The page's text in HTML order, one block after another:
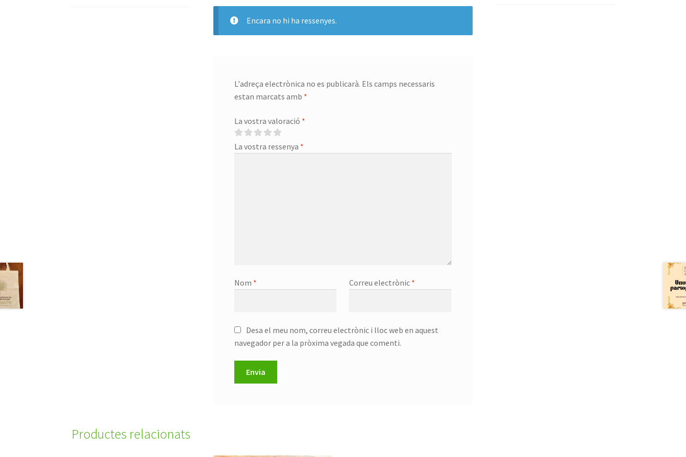
Encara no hi ha ressenyes.
L'adreça electrònica no es publicarà. Els camps necessaris
estan marcats amb *
La vostra valoració *
La vostra ressenya *
Nom * Correu electrònic *
Desa el meu nom, correu electrònic i lloc web en aquest
navegador per a la pròxima vegada que comenti.
Productes relacionats